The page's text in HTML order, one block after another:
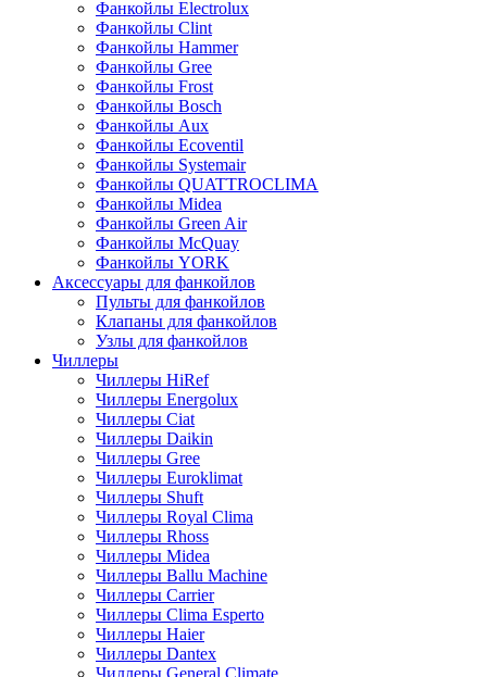
Фанкойлы Electrolux
Фанкойлы Clint
Фанкойлы Hammer
Фанкойлы Gree
Фанкойлы Frost
Фанкойлы Bosch
Фанкойлы Aux
Фанкойлы Ecoventil
Фанкойлы Systemair
Фанкойлы QUATTROCLIMA
Фанкойлы Midea
Фанкойлы Green Air
Фанкойлы McQuay
Фанкойлы YORK
Аксессуары для фанкойлов
Пульты для фанкойлов
Клапаны для фанкойлов
Узлы для фанкойлов
Чиллеры
Чиллеры HiRef
Чиллеры Energolux
Чиллеры Ciat
Чиллеры Daikin
Чиллеры Gree
Чиллеры Euroklimat
Чиллеры Shuft
Чиллеры Royal Clima
Чиллеры Rhoss
Чиллеры Midea
Чиллеры Ballu Machine
Чиллеры Carrier
Чиллеры Clima Esperto
Чиллеры Haier
Чиллеры Dantex
Чиллеры General Climate